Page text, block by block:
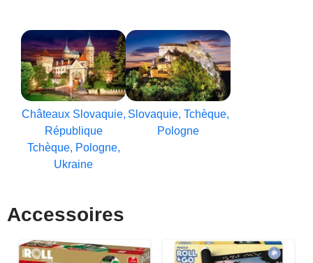
Châteaux Slovaquie,
République
Tchèque, Pologne,
Ukraine
Slovaquie, Tchèque,
Pologne
Accessoires